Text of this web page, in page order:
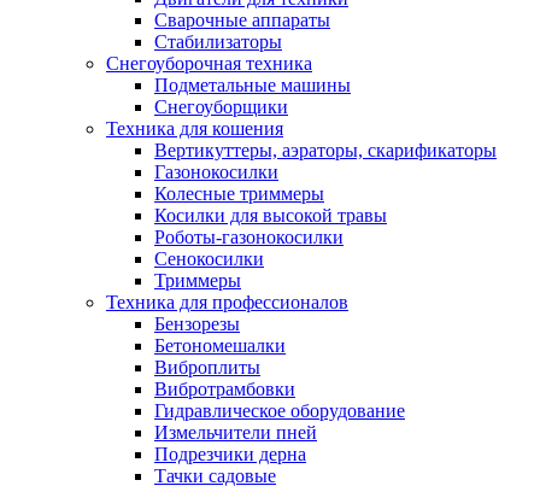
Сварочные аппараты
Стабилизаторы
Снегоуборочная техника
Подметальные машины
Снегоуборщики
Техника для кошения
Вертикуттеры, аэраторы, скарификаторы
Газонокосилки
Колесные триммеры
Косилки для высокой травы
Роботы-газонокосилки
Сенокосилки
Триммеры
Техника для профессионалов
Бензорезы
Бетономешалки
Виброплиты
Вибротрамбовки
Гидравлическое оборудование
Измельчители пней
Подрезчики дерна
Тачки садовые